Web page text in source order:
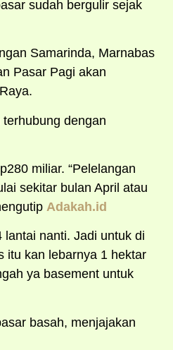
sudah bergulir sejak
Samarinda, Marnabas
Pasar Pagi akan
dengan
miliar. “Pelelangan
sekitar bulan April atau
Adakah.id
lantai nanti. Jadi untuk di
itu kan lebarnya 1 hektar
ya basement untuk
basah, menjajakan